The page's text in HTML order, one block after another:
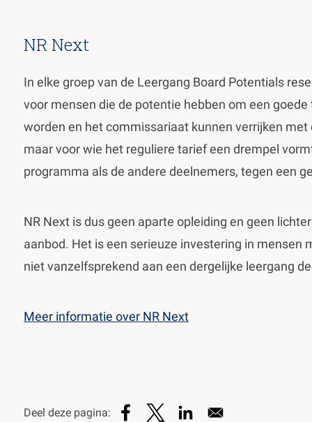
NR Next
In elke groep van de Leergang Board Potentials
voor mensen die de potentie hebben om een
worden en het commissariaat kunnen verrijken
maar voor wie het reguliere tarief een drempel
programma als de andere deelnemers, tegen een
NR Next is dus geen aparte opleiding en geen
aanbod. Het is een serieuze investering in mensen
niet vanzelfsprekend aan een dergelijke leergang
Meer informatie over NR Next